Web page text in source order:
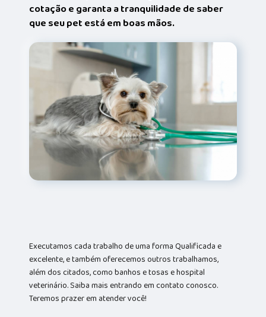
cotação e garanta a tranquilidade de saber
que seu pet está em boas mãos.
Executamos cada trabalho de uma forma Qualificada e
excelente, e também oferecemos outros trabalhamos,
além dos citados, como banhos e tosas e hospital
veterinário. Saiba mais entrando em contato conosco.
Teremos prazer em atender você!